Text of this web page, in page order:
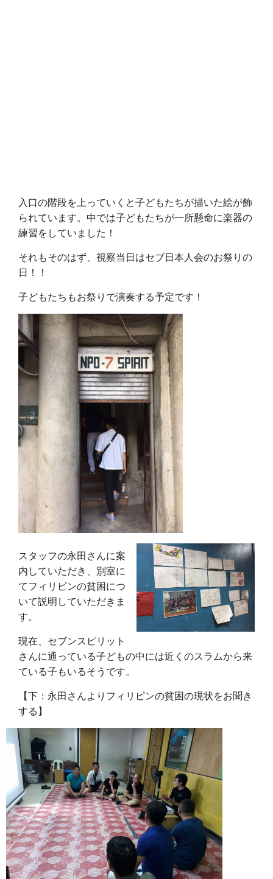
入口の階段を上っていくと子どもたちが描いた絵が飾
られています。中では子どもたちが一所懸命に楽器の
練習をしていました！
それもそのはず、視察当日はセブ日本人会のお祭りの
日！！
子どもたちもお祭りで演奏する予定です！
スタッフの永田さんに案
内していただき、別室に
てフィリピンの貧困につ
いて説明していただきま
す。
現在、セブンスピリット
さんに通っている子どもの中には近くのスラムから来
ている子もいるそうです。
【下：永田さんよりフィリピンの貧困の現状をお聞き
する】